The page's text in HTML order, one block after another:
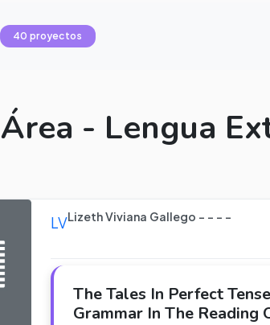
40 proyectos
Área - Lengua
LVLizeth Viviana Gallego - - - -
The Tales In Perfect
Grammar In The Reading